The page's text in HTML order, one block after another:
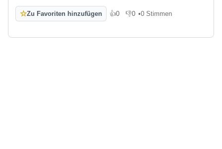
☆Zu Favoriten hinzufügen 👍0
Gefällt mir
👎0
Gefällt mir nicht
•0 Stimmen